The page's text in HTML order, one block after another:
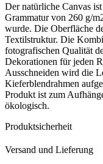
Der natürliche Canvas
Grammatur von 260 g/
wurde. Die Oberfläche
Textilstruktur. Die
fotografischen Qualität
Dekorationen für jeden
Ausschneiden wird die
Kieferblendrahmen
Produkt ist zum
ökologisch.
Produktsicherheit
Versand und Lieferung